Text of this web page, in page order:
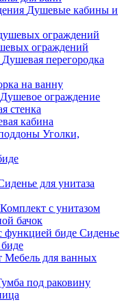
Душевые кабины и
ограждений
Душевая перегородка
на ванну
Душевое ограждение
стенка
кабина
Уголки,
для унитаза
Комплект с унитазом
бачок
Сиденье
Мебель для ванных
под раковину